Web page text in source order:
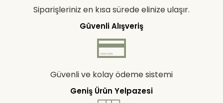
Siparişleriniz en kısa sürede elinize ulaşır.
Güvenli Alışveriş
Güvenli ve kolay ödeme sistemi
Geniş Ürün Yelpazesi